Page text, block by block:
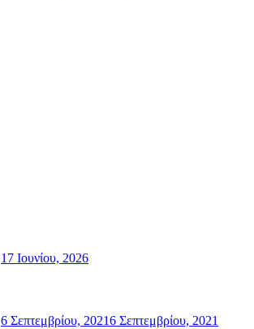
17 Ιουνίου, 2026
6 Σεπτεμβρίου, 20216 Σεπτεμβρίου, 2021